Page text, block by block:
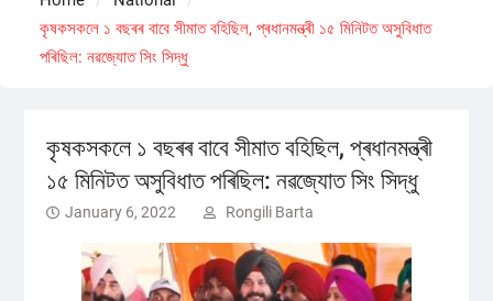
কৃষকসকলে ১ বছৰৰ বাবে সীমাত বহিছিল, প্ৰধানমন্ত্ৰী ১৫ মিনিটত অসুবিধাত
পৰিছিল: নৱজ্যোত সিং সিদ্ধু
কৃষকসকলে ১ বছৰৰ বাবে সীমাত বহিছিল, প্ৰধানমন্ত্ৰী
১৫ মিনিটত অসুবিধাত পৰিছিল: নৱজ্যোত সিং সিদ্ধু
January 6, 2022 Rongili Barta